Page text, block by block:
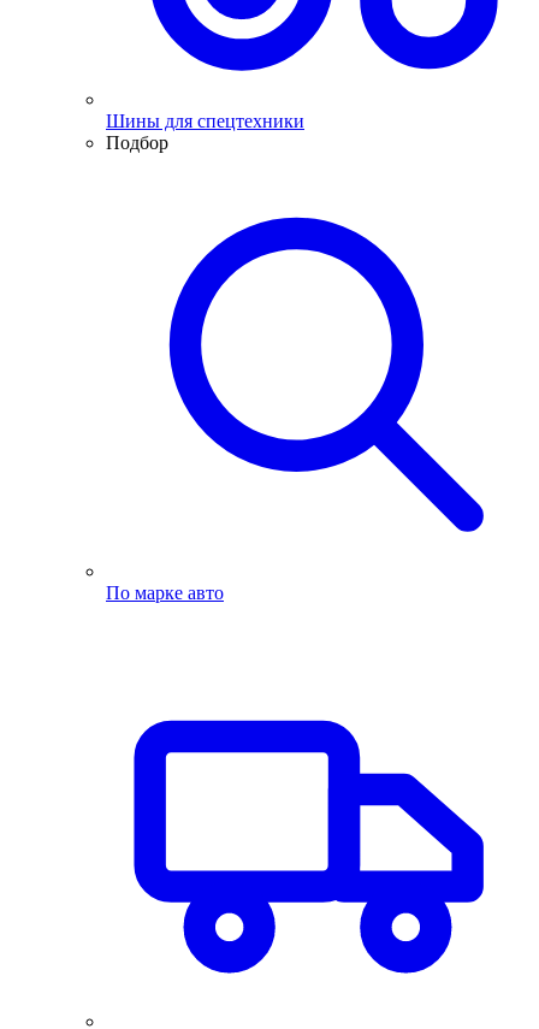
Шины для спецтехники
Подбор
По марке авто